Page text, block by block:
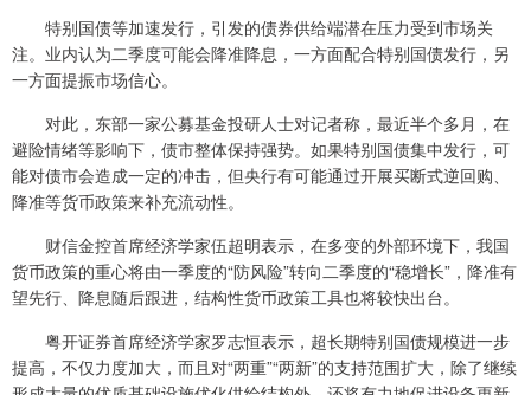
特别国债等加速发行，引发的债券供给端潜在压力受到市场关
注。业内认为二季度可能会降准降息，一方面配合特别国债发行，另
一方面提振市场信心。
对此，东部一家公募基金投研人士对记者称，最近半个多月，在
避险情绪等影响下，债市整体保持强势。如果特别国债集中发行，可
能对债市会造成一定的冲击，但央行有可能通过开展买断式逆回购、
降准等货币政策来补充流动性。
财信金控首席经济学家伍超明表示，在多变的外部环境下，我国
货币政策的重心将由一季度的“防风险”转向二季度的“稳增长”，降准有
望先行、降息随后跟进，结构性货币政策工具也将较快出台。
粤开证券首席经济学家罗志恒表示，超长期特别国债规模进一步
提高，不仅力度加大，而且对“两重”“两新”的支持范围扩大，除了继续